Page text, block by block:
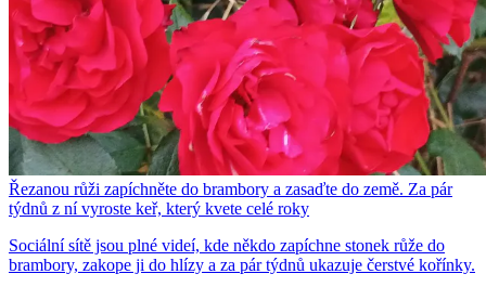
Řezanou růži zapíchněte do brambory a zasaďte do země. Za pár
týdnů z ní vyroste keř, který kvete celé roky
Sociální sítě jsou plné videí, kde někdo zapíchne stonek růže do
brambory, zakope ji do hlízy a za pár týdnů ukazuje čerstvé kořínky.